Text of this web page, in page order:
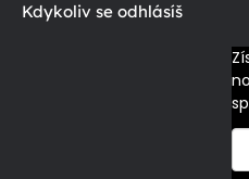
Kdykoliv se odhlásíš